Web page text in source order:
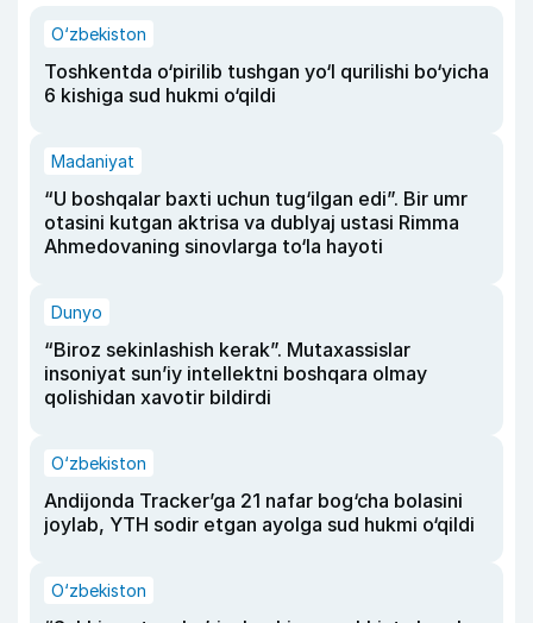
O‘zbekiston
Toshkentda o‘pirilib tushgan yo‘l qurilishi bo‘yicha
6 kishiga sud hukmi o‘qildi
Madaniyat
“U boshqalar baxti uchun tug‘ilgan edi”. Bir umr
otasini kutgan aktrisa va dublyaj ustasi Rimma
Ahmedovaning sinovlarga to‘la hayoti
Dunyo
“Biroz sekinlashish kerak”. Mutaxassislar
insoniyat sun’iy intellektni boshqara olmay
qolishidan xavotir bildirdi
O‘zbekiston
Andijonda Tracker’ga 21 nafar bog‘cha bolasini
joylab, YTH sodir etgan ayolga sud hukmi o‘qildi
O‘zbekiston